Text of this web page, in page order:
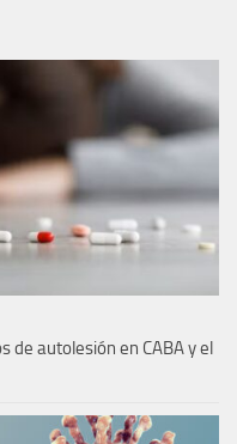
de autolesión en CABA y el